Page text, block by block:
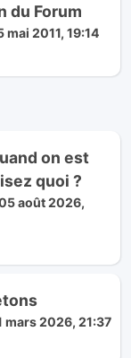
du Forum
mai 2011, 19:14
on est
quoi ?
août 2026,
mars 2026, 21:37